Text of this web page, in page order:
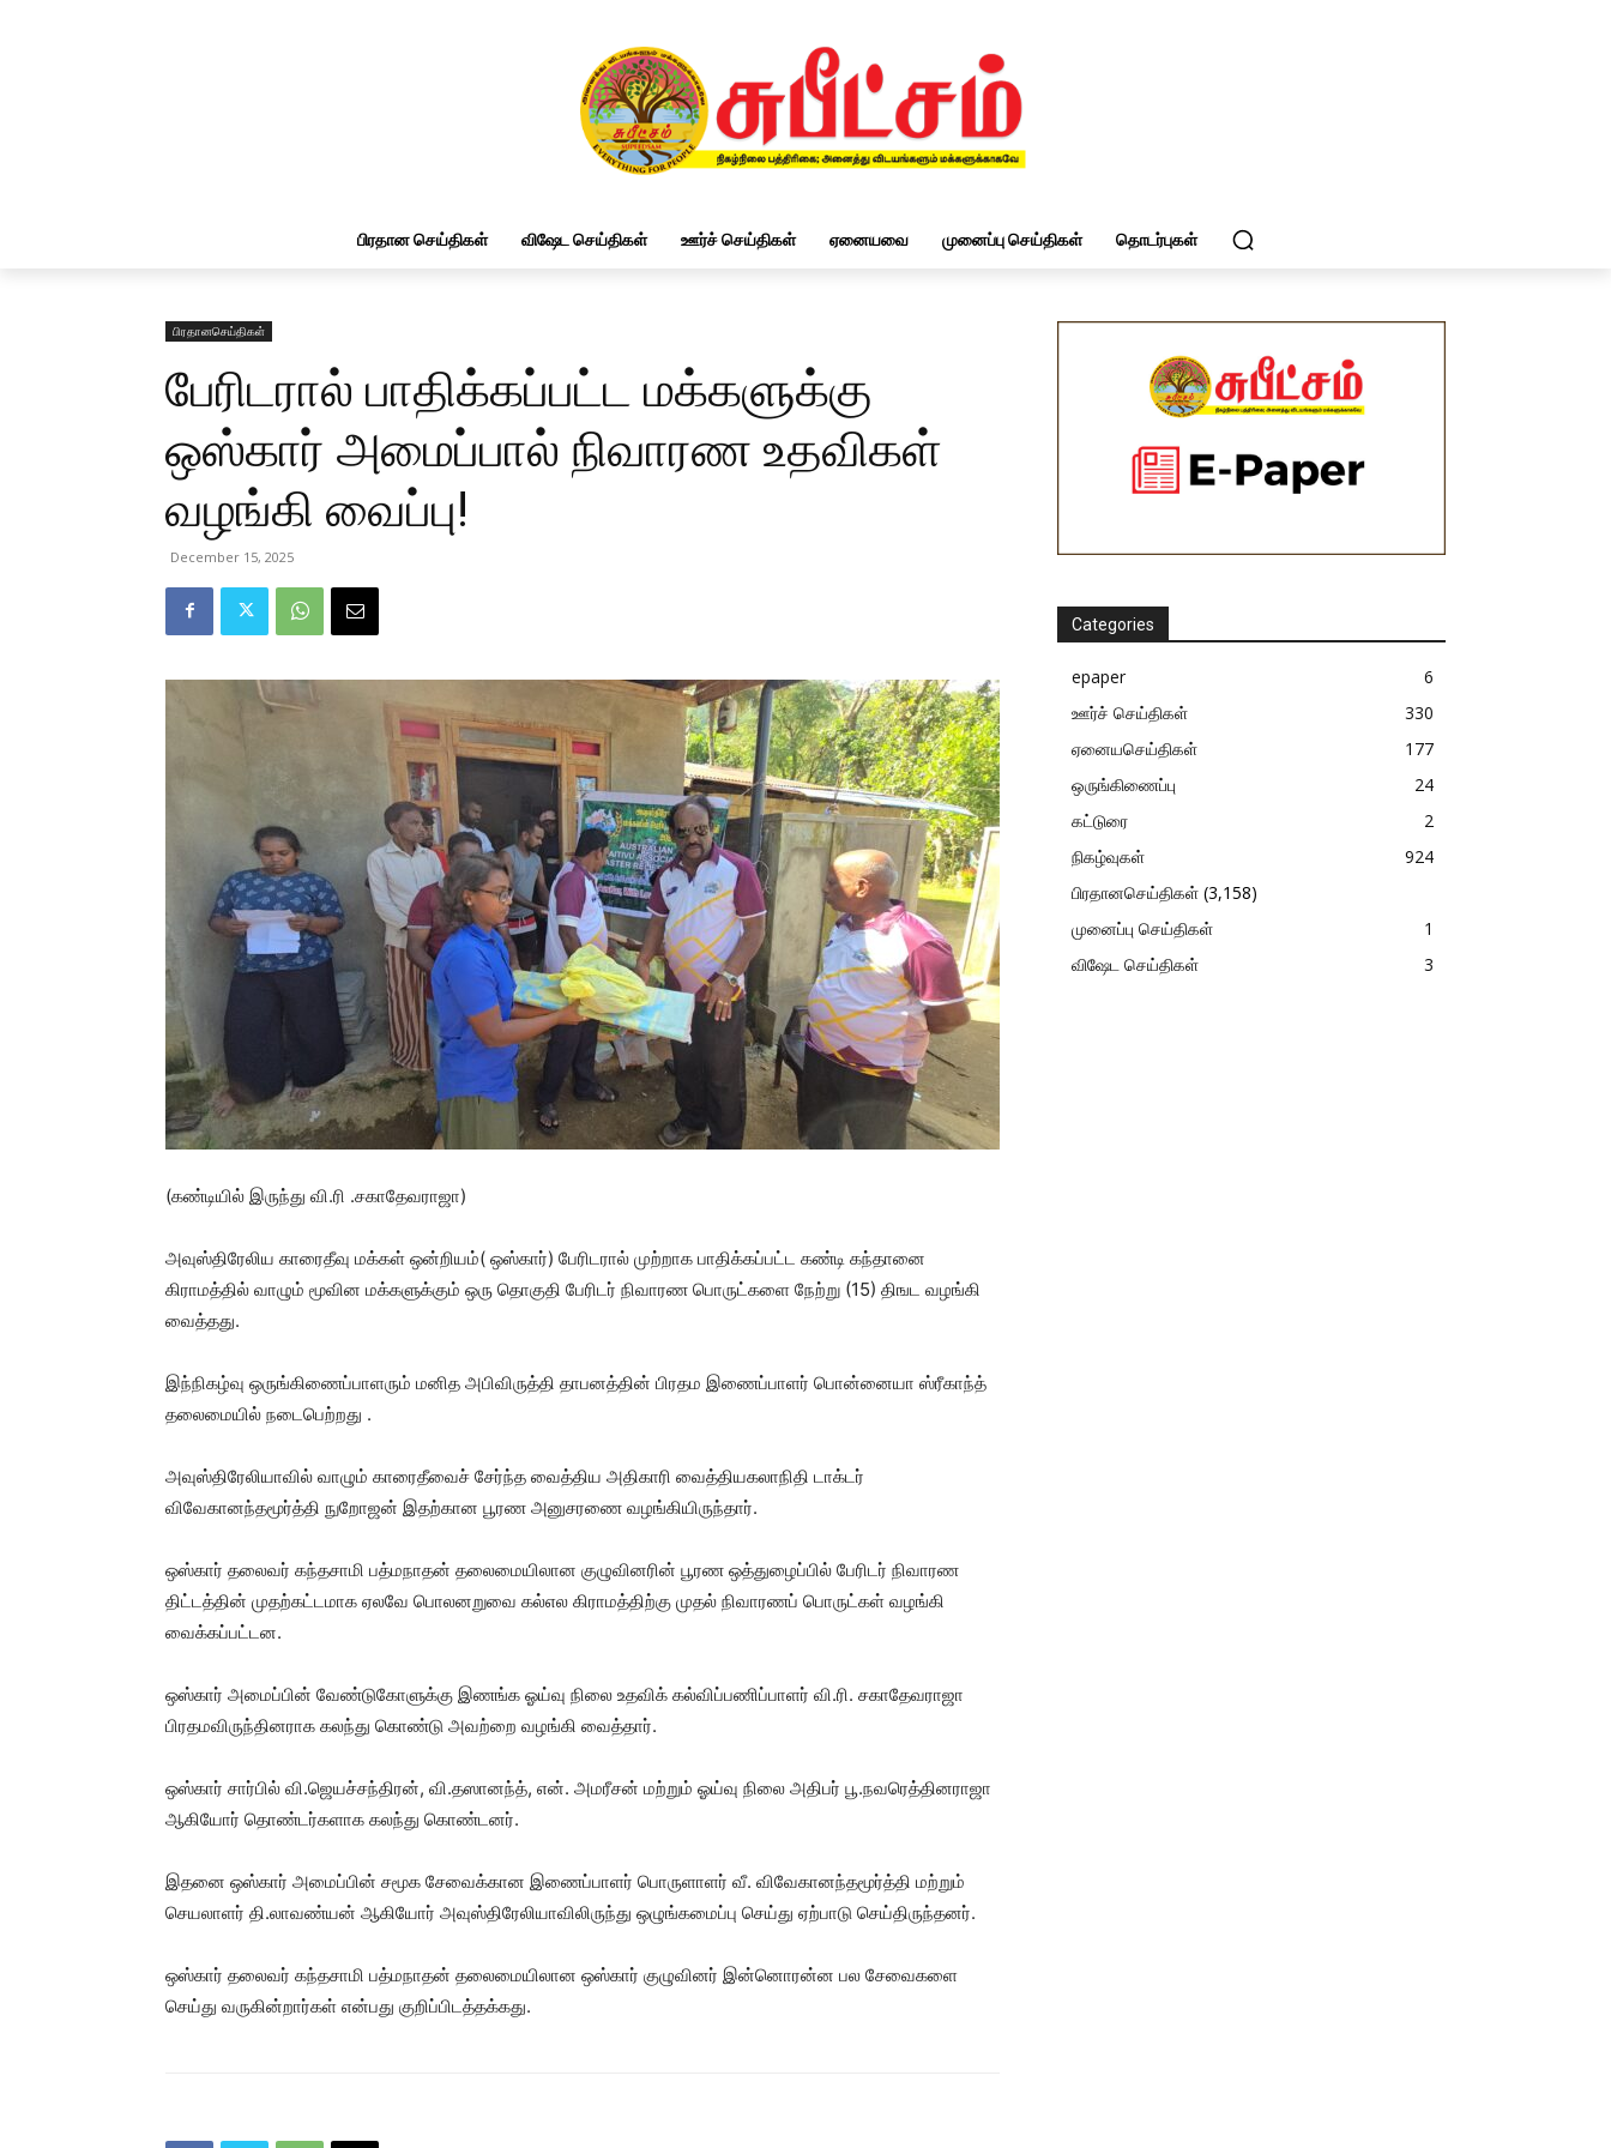
பிரதான செய்திகள் விஷேட செய்திகள் ஊர்ச் செய்திகள் ஏனையவை முனைப்பு செய்திகள் தொடர்புகள்
பிரதானசெய்திகள்
பேரிடரால் பாதிக்கப்பட்ட மக்களுக்கு
ஒஸ்கார் அமைப்பால் நிவாரண உதவிகள்
வழங்கி வைப்பு!
December 15, 2025
(கண்டியில் இருந்து வி.ரி .சகாதேவராஜா)
அவுஸ்திரேலிய காரைதீவு மக்கள் ஒன்றியம்( ஒஸ்கார்) பேரிடரால் முற்றாக பாதிக்கப்பட்ட கண்டி கந்தானை
கிராமத்தில் வாழும் மூவின மக்களுக்கும் ஒரு தொகுதி பேரிடர் நிவாரண பொருட்களை நேற்று (15) திஙட வழங்கி
வைத்தது.
இந்நிகழ்வு ஒருங்கிணைப்பாளரும் மனித அபிவிருத்தி தாபனத்தின் பிரதம இணைப்பாளர் பொன்னையா ஸ்ரீகாந்த்
தலைமையில் நடைபெற்றது .
அவுஸ்திரேலியாவில் வாழும் காரைதீவைச் சேர்ந்த வைத்திய அதிகாரி வைத்தியகலாநிதி டாக்டர்
விவேகானந்தமூர்த்தி நுறோஜன் இதற்கான பூரண அனுசரணை வழங்கியிருந்தார்.
ஒஸ்கார் தலைவர் கந்தசாமி பத்மநாதன் தலைமையிலான குழுவினரின் பூரண ஒத்துழைப்பில் பேரிடர் நிவாரண
திட்டத்தின் முதற்கட்டமாக ஏலவே பொலனறுவை கல்எல கிராமத்திற்கு முதல் நிவாரணப் பொருட்கள் வழங்கி
வைக்கப்பட்டன.
ஒஸ்கார் அமைப்பின் வேண்டுகோளுக்கு இணங்க ஓய்வு நிலை உதவிக் கல்விப்பணிப்பாளர் வி.ரி. சகாதேவராஜா
பிரதமவிருந்தினராக கலந்து கொண்டு அவற்றை வழங்கி வைத்தார்.
ஒஸ்கார் சார்பில் வி.ஜெயச்சந்திரன், வி.தஸானந்த், என். அமரீசன் மற்றும் ஓய்வு நிலை அதிபர் பூ.நவரெத்தினராஜா
ஆகியோர் தொண்டர்களாக கலந்து கொண்டனர்.
இதனை ஒஸ்கார் அமைப்பின் சமூக சேவைக்கான இணைப்பாளர் பொருளாளர் வீ. விவேகானந்தமூர்த்தி மற்றும்
செயலாளர் தி.லாவண்யன் ஆகியோர் அவுஸ்திரேலியாவிலிருந்து ஒழுங்கமைப்பு செய்து ஏற்பாடு செய்திருந்தனர்.
ஒஸ்கார் தலைவர் கந்தசாமி பத்மநாதன் தலைமையிலான ஒஸ்கார் குழுவினர் இன்னொரன்ன பல சேவைகளை
செய்து வருகின்றார்கள் என்பது குறிப்பிடத்தக்கது.
Categories
epaper
6
ஊர்ச் செய்திகள்
330
ஏனையசெய்திகள்
177
ஒருங்கிணைப்பு
24
கட்டுரை
2
நிகழ்வுகள்
924
பிரதானசெய்திகள் (3,158)
முனைப்பு செய்திகள்
1
விஷேட செய்திகள்
3